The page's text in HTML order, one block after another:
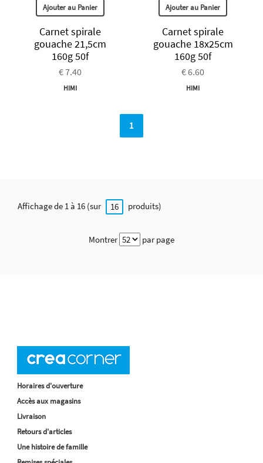
Ajouter au Panier
Carnet spirale
gouache 21,5cm
160g 50f
€ 7.40
HIMI
Ajouter au Panier
Carnet spirale
gouache 18x25cm
160g 50f
€ 6.60
HIMI
1
Affichage de 1 à 16 (sur 16 produits)
Montrer par page
Horaires d'ouverture
Accès aux magasins
Livraison
Retours d'articles
Une histoire de famille